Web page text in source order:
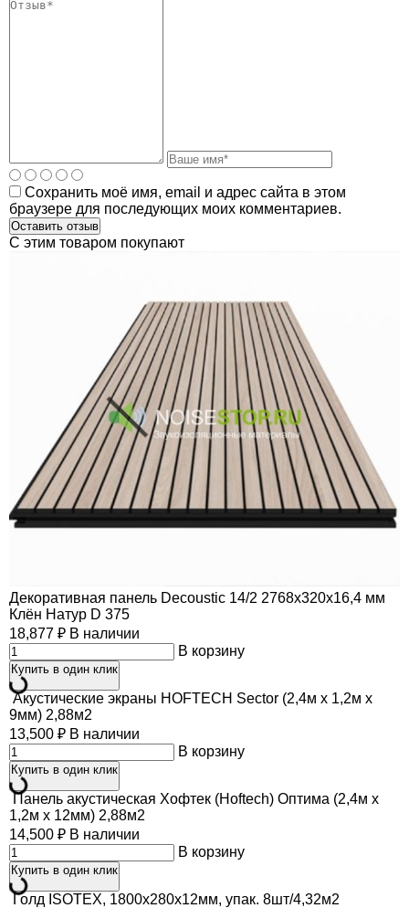
Сохранить моё имя, email и адрес сайта в этом
браузере для последующих моих комментариев.
C этим товаром покупают
Декоративная панель Decoustic 14/2 2768x320x16,4 мм
Клён Натур D 375
18,877 ₽ В наличии
В корзину
Купить в один клик
Акустические экраны HOFTECH Sector (2,4м х 1,2м х
9мм) 2,88м2
13,500 ₽ В наличии
В корзину
Купить в один клик
Панель акустическая Хофтек (Hoftech) Оптима (2,4м х
1,2м х 12мм) 2,88м2
14,500 ₽ В наличии
В корзину
Купить в один клик
Голд ISOTEX, 1800х280х12мм, упак. 8шт/4,32м2